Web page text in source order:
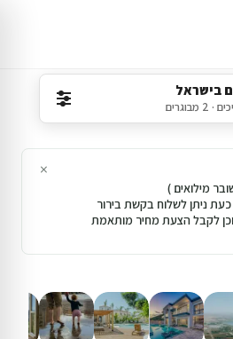
בישראל
מילואים )
ניתן לשלוח בקשת בירור
לקבל הצעת מחיר מותאמת
×